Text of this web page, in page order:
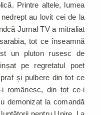
Printre altele, lumea
au lovit cei de la
Jurnal TV a mitraliat
tot ce înseamnă
un pluton rusesc de
pe regretatul poet
și pulbere din tot ce
românesc, din tot ce-i
demonizat la comandă